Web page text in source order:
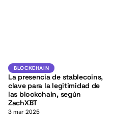
BLOCKCHAINUSD
BLOCKCHAIN
La presencia de stablecoins,
clave para la legitimidad de
las blockchain, según
ZachXBT
3 mar 2025